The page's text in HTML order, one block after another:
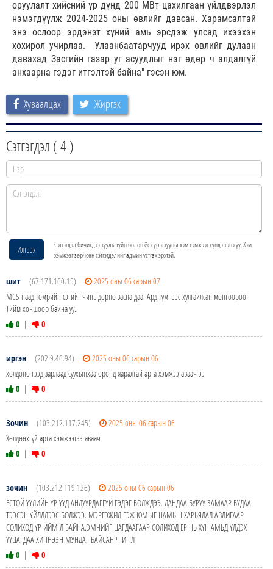
оруулалт хийсний үр дүнд 200 MBт цахилгаан үйлдвэрлэл
нэмэгдүүлж 2024-2025 оны өвлийг давсан. Харамсалтай
энэ ослоор эрдэнэт хүний амь эрсдэж улсад ихээхэн
хохирол учирлаа. Улаанбаатарчууд ирэх өвлийг дулаан
давахад Засгийн газар уг асуудлыг нэг өдөр ч алдалгүй
анхаарна гэдэг итгэлтэй байна" гэсэн юм.
Хуваалцах Жиргэх
Сэтгэгдэл (4)
Илгээх
Сэтгэгдэл бичихдээ хууль зүйн болон ёс суртахууны хэм хэмжээг хүндэтгэнэ үү. Хэм
хэмжээг зөрчсөн сэтгэгдэлийг админ устгах эрхтэй.
шит (67.171.160.15)
2025 оны 06 сарын 07
MCS наад төмрийн сэгийг чинь дорно засна даа. Ард түмнээс хулгайлсан мөнгөөрөө.
Тийм хоншоор байна уу.
0 | 0
иргэн (202.9.46.94)
2025 оны 06 сарын 06
хөлдөнө гээд зарлаад суухынхаа оронд яаралтай арга хэмжээ аваач ээ
0 | 0
Зочин (103.212.117.245)
2025 оны 06 сарын 06
Хөлдөөхгүй арга хэмжээгээ аваач
0 | 0
зочин (103.212.119.126)
2025 оны 06 сарын 06
ЁСТОЙ ҮҮЛИЙН ҮР ҮҮД АНДУУРДАГГҮЙ ГЭДЭГ БОЛЖДЭЭ. ДАНДАА БУРУУ ЗАМААР БУДАА
ТЭЭСЭН ҮЙЛДЛЭЭС БОЛЖЭЭ. МЭРГЭЖИЛ ГЭЖ ЮМЫГ НАМЫН ХАРЬЯЛАЛ АВЛИГААР
СОЛИХОД ҮР ИЙМ Л БАЙНА.ЭМЧИЙГ ЦАГДААГААР СОЛИХОД ЕР НЬ ХҮН АМЬД ҮЛДЭХ
ҮҮЦАГДАА ХИЧНЭЭН МУНДАГ БАЙСАН Ч ИГ Л
0 | 0